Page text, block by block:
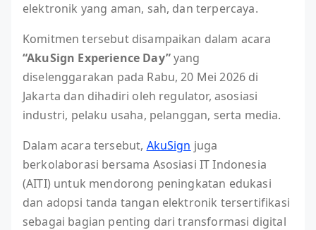
elektronik yang aman, sah, dan terpercaya.
Komitmen tersebut disampaikan dalam acara
“AkuSign Experience Day”yang
diselenggarakan pada Rabu, 20 Mei 2026 di
Jakarta dan dihadiri oleh regulator, asosiasi
industri, pelaku usaha, pelanggan, serta media.
Dalam acara tersebut, AkuSign juga
berkolaborasi bersama Asosiasi IT Indonesia
(AITI) untuk mendorong peningkatan edukasi
dan adopsi tanda tangan elektronik tersertifikasi
sebagai bagian penting dari transformasi digital